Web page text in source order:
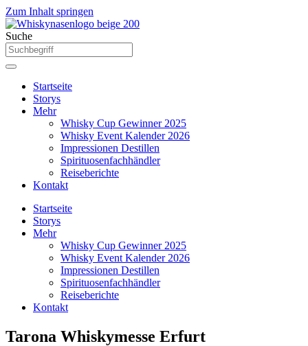
Zum Inhalt springen
Suche
Startseite
Storys
Mehr
Whisky Cup Gewinner 2025
Whisky Event Kalender 2026
Impressionen Destillen
Spirituosenfachhändler
Reiseberichte
Kontakt
Startseite
Storys
Mehr
Whisky Cup Gewinner 2025
Whisky Event Kalender 2026
Impressionen Destillen
Spirituosenfachhändler
Reiseberichte
Kontakt
Tarona Whiskymesse Erfurt